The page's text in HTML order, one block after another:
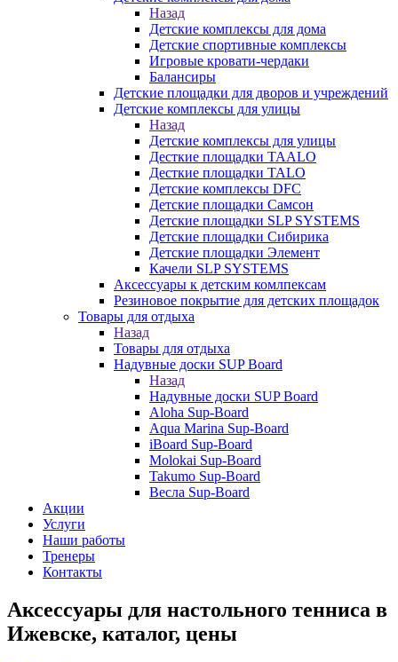
Назад
Детские комплексы для дома
Детские спортивные комплексы
Игровые кровати-чердаки
Балансиры
Детские площадки для дворов и учреждений
Детские комплексы для улицы
Назад
Детские комплексы для улицы
Десткие площадки TAALO
Десткие площадки TALO
Детские комплексы DFC
Детские площадки Самсон
Детские площадки SLP SYSTEMS
Детские площадки Сибирика
Детские площадки Элемент
Качели SLP SYSTEMS
Аксессуары к детским комлпексам
Резиновое покрытие для детских площадок
Товары для отдыха
Назад
Товары для отдыха
Надувные доски SUP Board
Назад
Надувные доски SUP Board
Aloha Sup-Board
Aqua Marina Sup-Board
iBoard Sup-Board
Molokai Sup-Board
Takumo Sup-Board
Весла Sup-Board
Акции
Услуги
Наши работы
Тренеры
Контакты
Аксессуары для настольного тенниса в
Ижевске, каталог, цены